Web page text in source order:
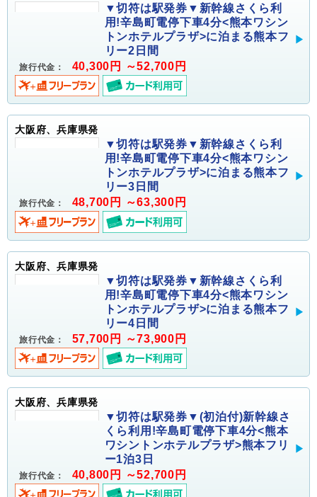
▼切符は駅発券▼新幹線さくら利
用!辛島町電停下車4分<熊本ワシン
トンホテルプラザ>に泊まる熊本フ
リー2日間
旅行代金： 40,300円 ～52,700円
大阪府、兵庫県発
▼切符は駅発券▼新幹線さくら利
用!辛島町電停下車4分<熊本ワシン
トンホテルプラザ>に泊まる熊本フ
リー3日間
旅行代金： 48,700円 ～63,300円
大阪府、兵庫県発
▼切符は駅発券▼新幹線さくら利
用!辛島町電停下車4分<熊本ワシン
トンホテルプラザ>に泊まる熊本フ
リー4日間
旅行代金： 57,700円 ～73,900円
大阪府、兵庫県発
▼切符は駅発券▼(初泊付)新幹線さ
くら利用!辛島町電停下車4分<熊本
ワシントンホテルプラザ>熊本フリ
ー1泊3日
旅行代金： 40,800円 ～52,700円